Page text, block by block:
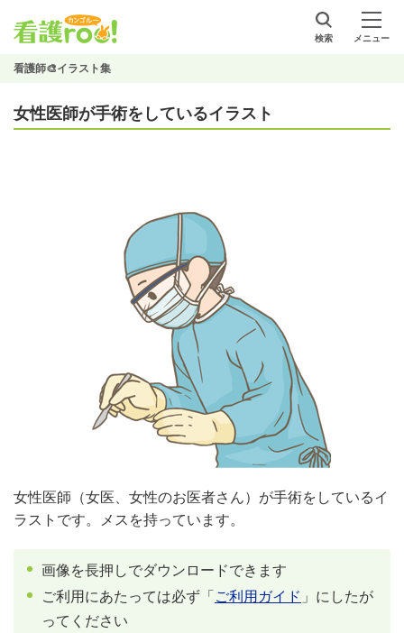
検索 メニュー
看護師🎨イラスト集
女性医師が手術をしているイラスト
女性医師（女医、女性のお医者さん）が手術をしているイ
ラストです。メスを持っています。
画像を長押しでダウンロードできます
ご利用にあたっては必ず「 ご利用ガイド 」にしたが
ってください